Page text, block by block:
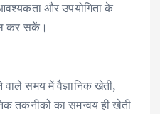
और उपयोगिता के
कर सकें।
वाले समय में वैज्ञानिक खेती,
तकनीकों का समन्वय ही खेती